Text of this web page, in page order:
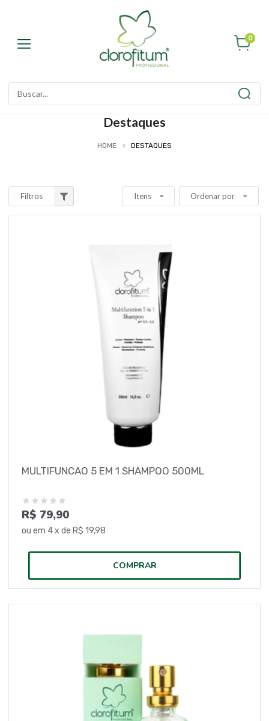
0
Destaques
HOME DESTAQUES
Filtros Itens Ordenar por
MULTIFUNCAO 5 EM 1 SHAMPOO 500ML
R$ 79,90
ou em 4x de R$ 19,98
COMPRAR